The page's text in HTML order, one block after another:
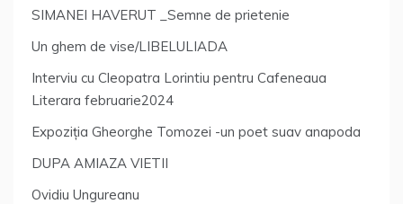
SIMANEI HAVERUT _Semne de prietenie
Un ghem de vise/LIBELULIADA
Interviu cu Cleopatra Lorintiu pentru Cafeneaua
Literara februarie2024
Expoziția Gheorghe Tomozei -un poet suav anapoda
DUPA AMIAZA VIETII
Ovidiu Ungureanu